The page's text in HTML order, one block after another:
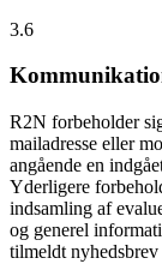
3.6
R2N forbeholder
mailadresse eller
angående en
Yderligere
indsamling af
og generel
tilmeldt